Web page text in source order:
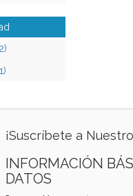
¡Suscríbete a
INFORMACIÓN
DATOS